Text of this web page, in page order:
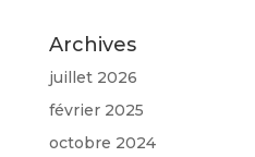
Archives
juillet 2026
février 2025
octobre 2024